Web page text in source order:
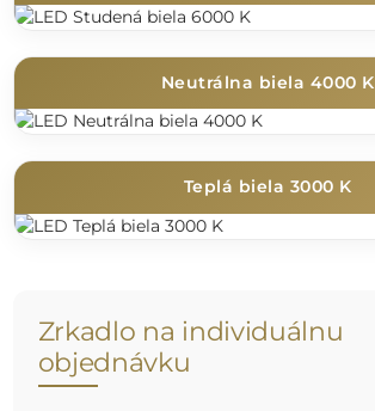
Neutrálna biela 4000 K
Teplá biela 3000 K
Zrkadlo na individuálnu
objednávku